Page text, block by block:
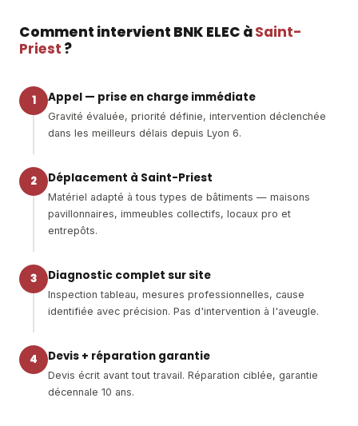
Comment intervient BNK ELEC àSaint-
Priest ?
1 Appel — prise en charge immédiate
Gravité évaluée, priorité définie, intervention déclenchée
dans les meilleurs délais depuis Lyon 6.
2 Déplacement à Saint-Priest
Matériel adapté à tous types de bâtiments — maisons
pavillonnaires, immeubles collectifs, locaux pro et
entrepôts.
3 Diagnostic complet sur site
Inspection tableau, mesures professionnelles, cause
identifiée avec précision. Pas d'intervention à l'aveugle.
4 Devis + réparation garantie
Devis écrit avant tout travail. Réparation ciblée, garantie
décennale 10 ans.